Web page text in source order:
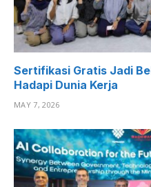
Sertifikasi Gratis Jadi
Hadapi Dunia Kerja
MAY 7, 2026